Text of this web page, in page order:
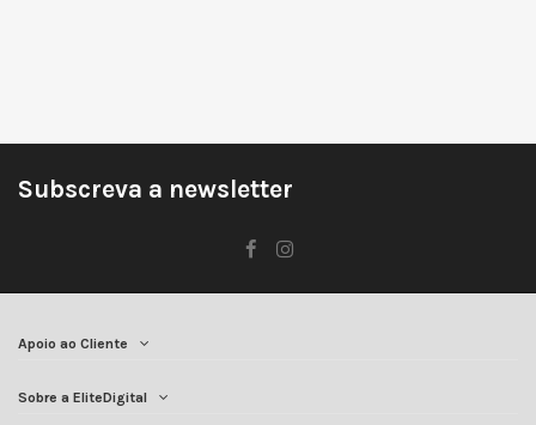
Subscreva a newsletter
Apoio ao Cliente
Sobre a EliteDigital